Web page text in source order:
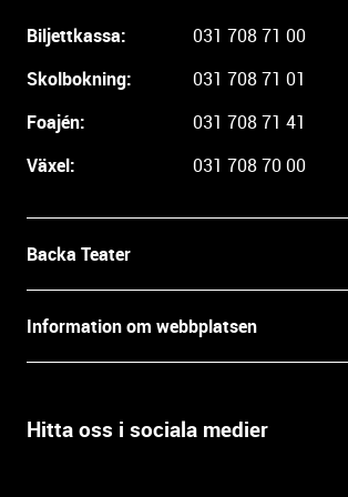
Biljettkassa:
031 708 71 00
Skolbokning:
031 708 71 01
Foajén:
031 708 71 41
Växel:
031 708 70 00
Backa Teater
Press
Prao, praktik och lediga tjänster
Information om webbplatsen
Tillgänglighetsdatabasen
Hitta oss i sociala medier